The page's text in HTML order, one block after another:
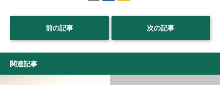
前の記事 次の記事
関連記事